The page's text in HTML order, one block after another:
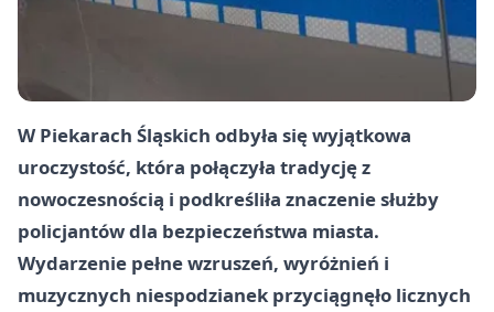
W Piekarach Śląskich odbyła się wyjątkowa
uroczystość, która połączyła tradycję z
nowoczesnością i podkreśliła znaczenie służby
policjantów dla bezpieczeństwa miasta.
Wydarzenie pełne wzruszeń, wyróżnień i
muzycznych niespodzianek przyciągnęło licznych